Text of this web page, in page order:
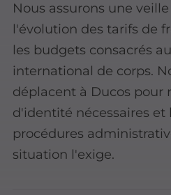
Nous assurons une
l'évolution des tarifs de
les budgets consacrés
international de corps.
déplacent à Ducos pour
d'identité nécessaires et
procédures
situation l'exige.